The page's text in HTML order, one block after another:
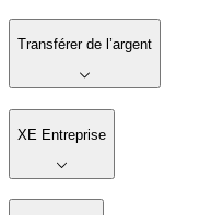
Transférer de l’argent
XE Entreprise